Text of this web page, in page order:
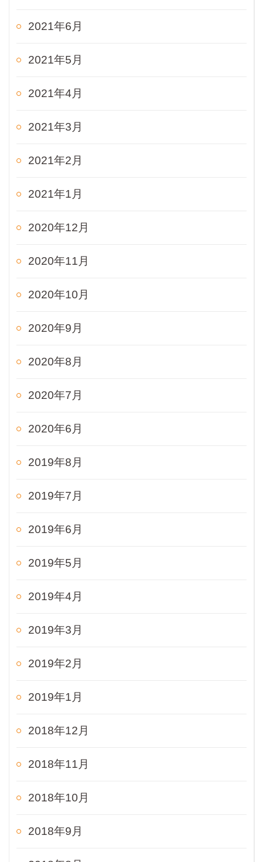
2021年6月
2021年5月
2021年4月
2021年3月
2021年2月
2021年1月
2020年12月
2020年11月
2020年10月
2020年9月
2020年8月
2020年7月
2020年6月
2019年8月
2019年7月
2019年6月
2019年5月
2019年4月
2019年3月
2019年2月
2019年1月
2018年12月
2018年11月
2018年10月
2018年9月